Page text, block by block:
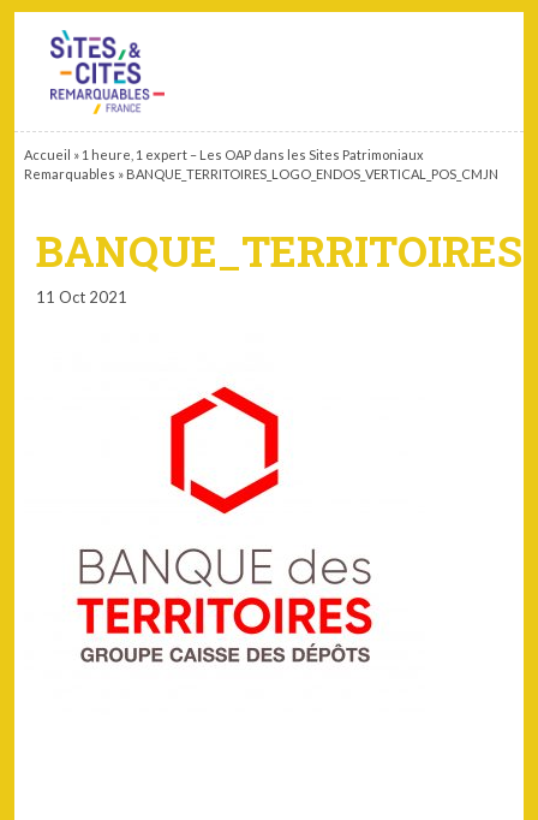
Accueil » 1 heure, 1 expert – Les OAP dans les Sites Patrimoniaux
Remarquables » BANQUE_TERRITOIRES_LOGO_ENDOS_VERTICAL_POS_CMJN
11 Oct 2021